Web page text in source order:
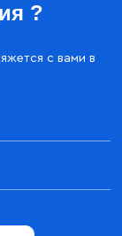
?
с вами в